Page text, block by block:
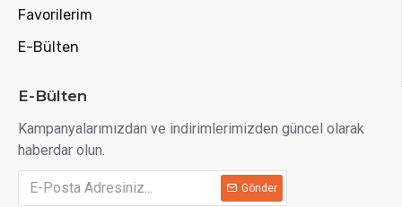
Favorilerim
E-Bülten
E-Bülten
Kampanyalarımızdan ve indirimlerimizden güncel olarak
haberdar olun.
Gönder